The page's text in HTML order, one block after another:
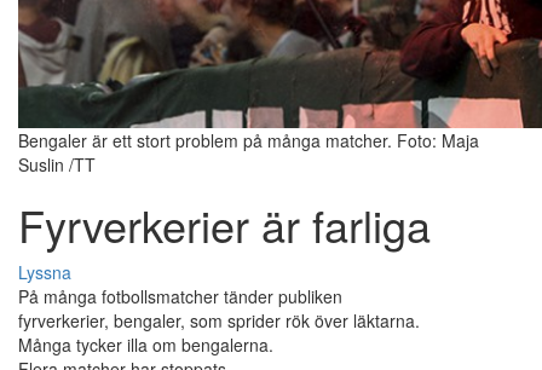
Bengaler är ett stort problem på många matcher. Foto: Maja
Suslin /TT
Fyrverkerier är farliga
Lyssna
På många fotbollsmatcher tänder publiken
fyrverkerier, bengaler, som sprider rök över läktarna.
Många tycker illa om bengalerna.